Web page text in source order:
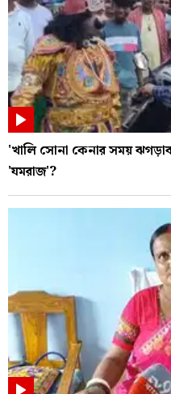
'খালি সোনা কেনার সময়
'যমরাজ'?